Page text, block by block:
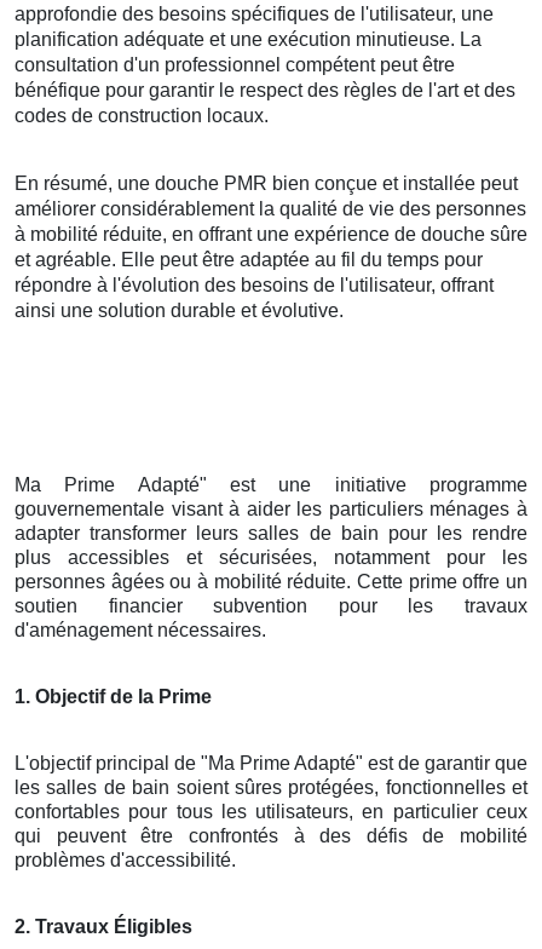
approfondie des besoins spécifiques de l'utilisateur, une
planification adéquate et une exécution minutieuse. La
consultation d'un professionnel compétent peut être
bénéfique pour garantir le respect des règles de l'art et des
codes de construction locaux.
En résumé, une douche PMR bien conçue et installée peut
améliorer considérablement la qualité de vie des personnes
à mobilité réduite, en offrant une expérience de douche sûre
et agréable. Elle peut être adaptée au fil du temps pour
répondre à l'évolution des besoins de l'utilisateur, offrant
ainsi une solution durable et évolutive.
Ma Prime Adapté" est une initiative programme
gouvernementale visant à aider les particuliers ménages à
adapter transformer leurs salles de bain pour les rendre
plus accessibles et sécurisées, notamment pour les
personnes âgées ou à mobilité réduite. Cette prime offre un
soutien financier subvention pour les travaux
d'aménagement nécessaires.
1. Objectif de la Prime
L'objectif principal de "Ma Prime Adapté" est de garantir que
les salles de bain soient sûres protégées, fonctionnelles et
confortables pour tous les utilisateurs, en particulier ceux
qui peuvent être confrontés à des défis de mobilité
problèmes d'accessibilité.
2. Travaux Éligibles